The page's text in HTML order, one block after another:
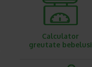
Calculator
greutate bebelusi